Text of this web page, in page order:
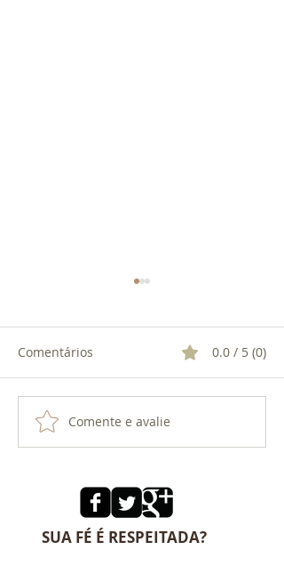
ROMÃ: O PODER DA
FRUTA DE 2025
Comentários 0.0 / 5 (0)
Comente e avalie
SUA FÉ É RESPEITADA?